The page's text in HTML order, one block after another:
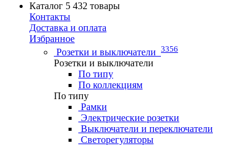
Каталог 5 432 товары
Контакты
Доставка и оплата
Избранное
Розетки и выключатели 3356
Розетки и выключатели
По типу
По коллекциям
По типу
Рамки
Электрические розетки
Выключатели и переключатели
Светорегуляторы